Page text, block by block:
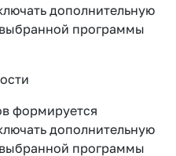
дополнительную
программы
формируется
дополнительную
программы